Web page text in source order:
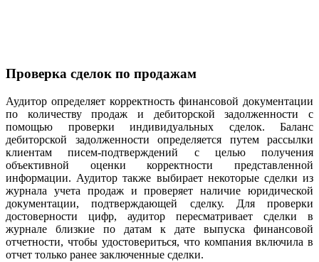
Проверка сделок по продажам
Аудитор определяет корректность финансовой документации
по количеству продаж и дебиторской задолженности с
помощью проверки индивидуальных сделок. Баланс
дебиторской задолженности определяется путем рассылки
клиентам писем-подтверждений с целью получения
объективной оценки корректности представленной
информации. Аудитор также выбирает некоторые сделки из
журнала учета продаж и проверяет наличие юридической
документации, подтверждающей сделку. Для проверки
достоверности цифр, аудитор пересматривает сделки в
журнале близкие по датам к дате выпуска финансовой
отчетности, чтобы удостовериться, что компания включила в
отчет только ранее заключенные сделки.